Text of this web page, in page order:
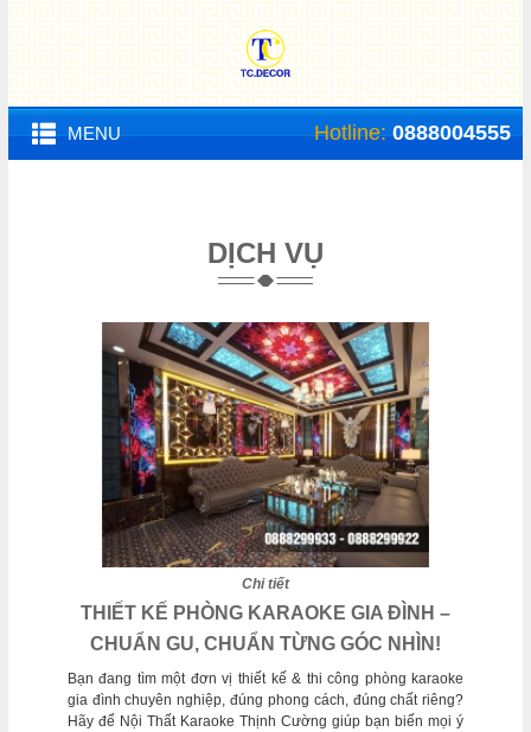
MENU Hotline:0888004555
DỊCH VỤ
Chi tiết
THIẾT KẾ PHÒNG KARAOKE GIA ĐÌNH –
CHUẨN GU, CHUẨN TỪNG GÓC NHÌN!
Bạn đang tìm một đơn vị thiết kế & thi công phòng karaoke
gia đình chuyên nghiệp, đúng phong cách, đúng chất riêng?
Hãy để Nội Thất Karaoke Thịnh Cường giúp bạn biến mọi ý